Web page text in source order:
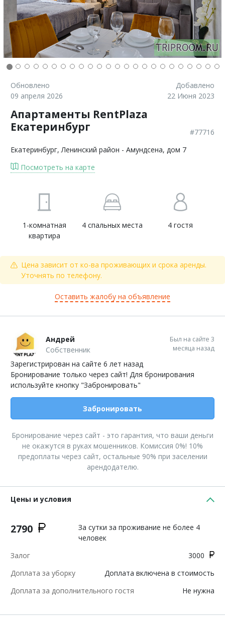
Обновлено
09 апреля 2026
Добавлено
22 Июня 2023
Апартаменты RentPlaza
Екатеринбург
#77716
Екатеринбург, Ленинский район - Амундсена, дом 7
Посмотреть на карте
1-комнатная
квартира
4 спальных места 4 гостя
Цена зависит от ко-ва проживающих и срока аренды.
Уточнять по телефону.
Оставить жалобу на объявление
Андрей
Собственник
Был на сайте 3
месяца назад
Зарегистрирован на сайте 6 лет назад
Бронирование только через сайт! Для бронирования
используйте кнопку "Забронировать"
Забронировать
Бронирование через сайт - это гарантия, что ваши деньги
не окажутся в руках мошенников. Комиссия 0%! 10%
предоплаты через сайт, остальные 90% при заселении
арендодателю.
Цены и условия
2790
За сутки за проживание не более 4
человек
Залог
3000
Доплата за уборку
Доплата включена в стоимость
Доплата за дополнительного гостя
Не нужна